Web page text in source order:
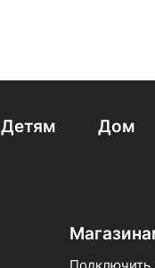
Детям Дом